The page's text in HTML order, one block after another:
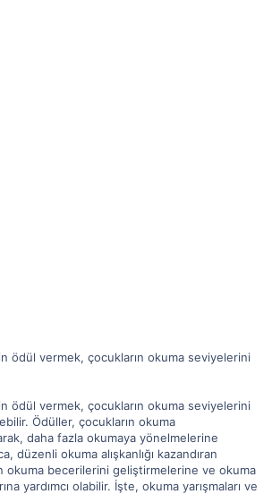
ödül vermek, çocukların okuma seviyelerini
ödül vermek, çocukların okuma seviyelerini
Ödüller, çocukların okuma
daha fazla okumaya yönelmelerine
düzenli okuma alışkanlığı kazandıran
okuma becerilerini geliştirmelerine ve okuma
yardımcı olabilir. İşte, okuma yarışmaları ve